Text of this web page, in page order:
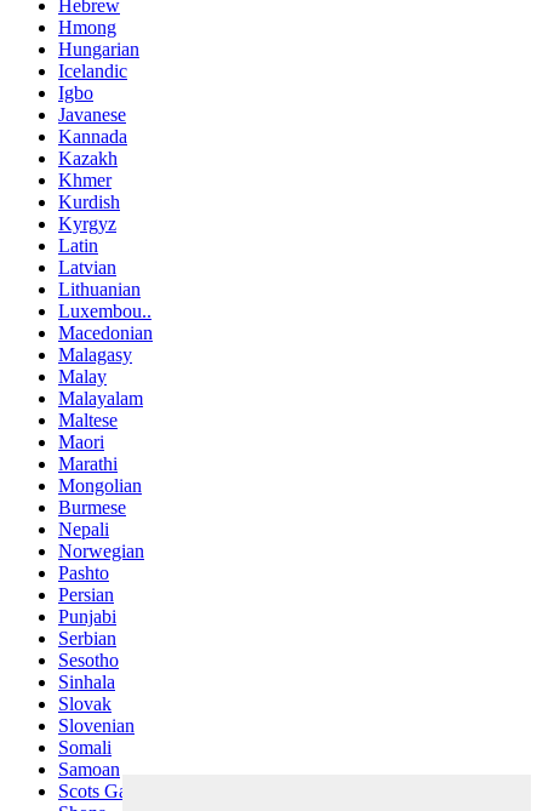
Hebrew
Hmong
Hungarian
Icelandic
Igbo
Javanese
Kannada
Kazakh
Khmer
Kurdish
Kyrgyz
Latin
Latvian
Lithuanian
Luxembou..
Macedonian
Malagasy
Malay
Malayalam
Maltese
Maori
Marathi
Mongolian
Burmese
Nepali
Norwegian
Pashto
Persian
Punjabi
Serbian
Sesotho
Sinhala
Slovak
Slovenian
Somali
Samoan
Scots Gaelic